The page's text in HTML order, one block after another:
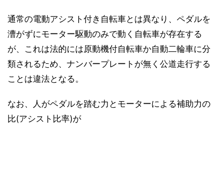
通常の電動アシスト付き自転車とは異なり、ペダルを
漕がずにモーター駆動のみで動く自転車が存在する
が、これは法的には原動機付自転車か自動二輪車に分
類されるため、ナンバープレートが無く公道走行する
ことは違法となる。
なお、人がペダルを踏む力とモーターによる補助力の
比(アシスト比率)が